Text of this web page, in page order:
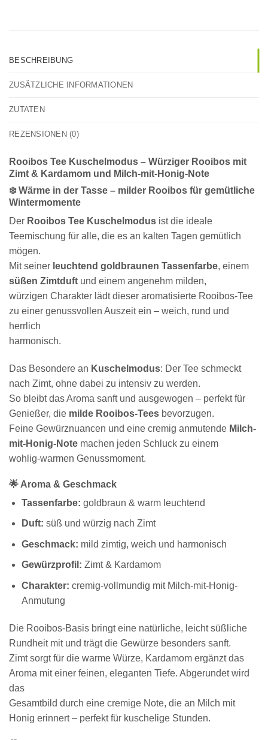
BESCHREIBUNG
ZUSÄTZLICHE INFORMATIONEN
ZUTATEN
REZENSIONEN (0)
Rooibos Tee Kuschelmodus – Würziger Rooibos mit
Zimt & Kardamom und Milch-mit-Honig-Note
❄️ Wärme in der Tasse – milder Rooibos für gemütliche
Wintermomente
Der Rooibos Tee Kuschelmodus ist die ideale
Teemischung für alle, die es an kalten Tagen gemütlich
mögen.
Mit seiner leuchtend goldbraunen Tassenfarbe, einem
süßen Zimtduft und einem angenehm milden,
würzigen Charakter lädt dieser aromatisierte Rooibos-Tee
zu einer genussvollen Auszeit ein – weich, rund und
herrlich
harmonisch.
Das Besondere an Kuschelmodus: Der Tee schmeckt
nach Zimt, ohne dabei zu intensiv zu werden.
So bleibt das Aroma sanft und ausgewogen – perfekt für
Genießer, die milde Rooibos-Tees bevorzugen.
Feine Gewürznuancen und eine cremig anmutende Milch-
mit-Honig-Note machen jeden Schluck zu einem
wohlig-warmen Genussmoment.
🌟 Aroma & Geschmack
Tassenfarbe: goldbraun & warm leuchtend
Duft: süß und würzig nach Zimt
Geschmack: mild zimtig, weich und harmonisch
Gewürzprofil: Zimt & Kardamom
Charakter: cremig-vollmundig mit Milch-mit-Honig-
Anmutung
Die Rooibos-Basis bringt eine natürliche, leicht süßliche
Rundheit mit und trägt die Gewürze besonders sanft.
Zimt sorgt für die warme Würze, Kardamom ergänzt das
Aroma mit einer feinen, eleganten Tiefe. Abgerundet wird
das
Gesamtbild durch eine cremige Note, die an Milch mit
Honig erinnert – perfekt für kuschelige Stunden.